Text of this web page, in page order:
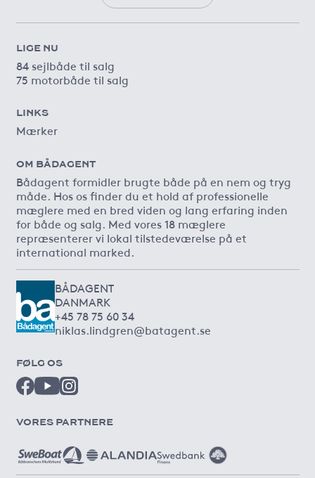
LIGE NU
84 sejlbåde til salg
75 motorbåde til salg
LINKS
Mærker
OM BÅDAGENT
Bådagent formidler brugte både på en nem og tryg
måde. Hos os finder du et hold af professionelle
mæglere med en bred viden og lang erfaring inden
for både og salg. Med vores 18 mæglere
repræsenterer vi lokal tilstedeværelse på et
international marked.
BÅDAGENT
DANMARK
+45 78 75 60 34
niklas.lindgren@batagent.se
FØLG OS
VORES PARTNERE